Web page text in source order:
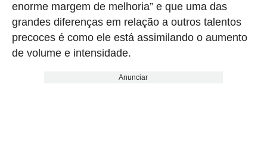
enorme margem de melhoria” e que uma das
grandes diferenças em relação a outros talentos
precoces é como ele está assimilando o aumento
de volume e intensidade.
Anunciar